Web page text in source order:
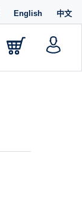
English 中文